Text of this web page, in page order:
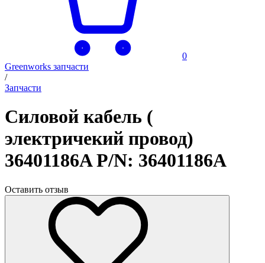
0
Greenworks запчасти
/
Запчасти
Силовой кабель (
электричекий провод)
36401186A P/N: 36401186A
Оставить отзыв